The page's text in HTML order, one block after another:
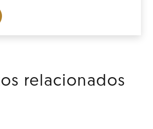
relacionados